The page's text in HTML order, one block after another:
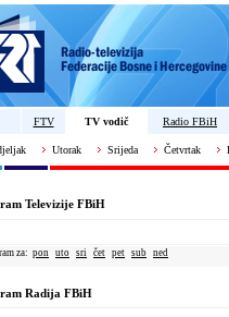
FTV TV vodič Radio FBiH
Utorak Srijeda Četvrtak
Televizije FBiH
za: pon uto sri čet pet sub ned
Radija FBiH